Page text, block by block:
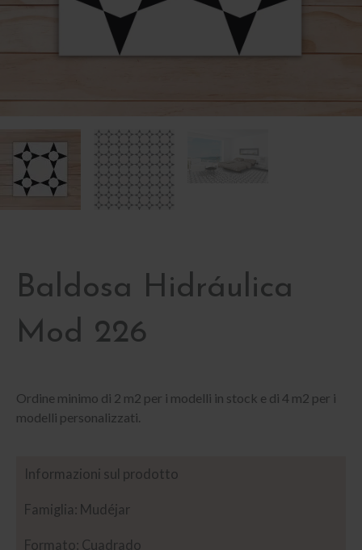
Baldosa Hidráulica
Mod 226
Ordine minimo di 2 m2 per i modelli in stock e di 4 m2 per i
modelli personalizzati.
Informazioni sul prodotto
Famiglia: Mudéjar
Formato: Cuadrado